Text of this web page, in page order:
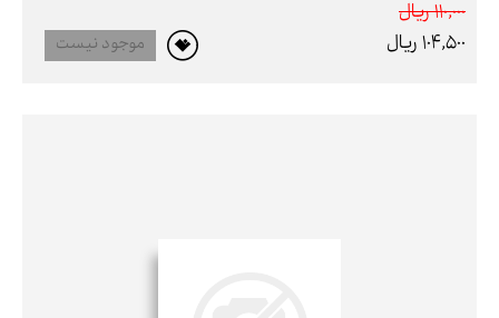
110,000 ريال
104,500 ريال
موجود نیست